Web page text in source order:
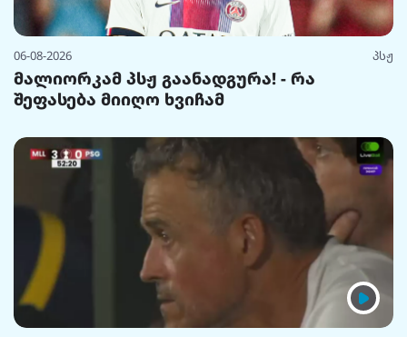
06-08-2026 პსჟ
მალიორკამ პსჟ გაანადგურა! - რა
შეფასება მიიღო ხვიჩამ